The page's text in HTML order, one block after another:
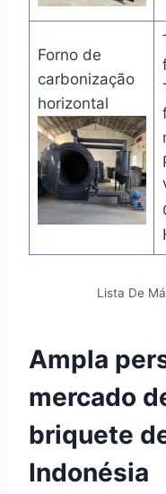
Forno de
carbonização
horizontal
Lista De
Ampla
mercado
briquete
Indonésia